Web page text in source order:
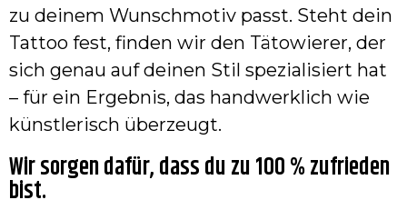
zu deinem Wunschmotiv passt. Steht dein
Tattoo fest, finden wir den Tätowierer, der
sich genau auf deinen Stil spezialisiert hat
– für ein Ergebnis, das handwerklich wie
künstlerisch überzeugt.
Wir sorgen dafür, dass du zu 100 % zufrieden
bist.